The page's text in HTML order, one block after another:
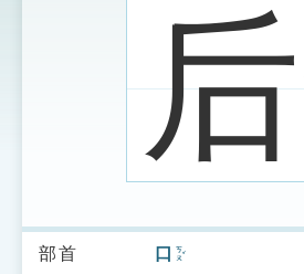
索引選單
后
部首 口 ㄎㄡˇ